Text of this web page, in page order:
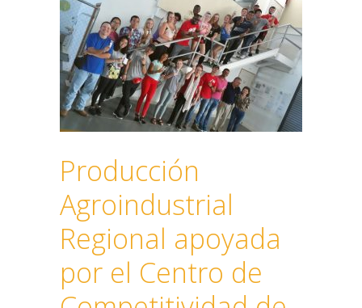
Producción
Agroindustrial
Regional apoyada
por el Centro de